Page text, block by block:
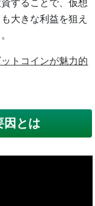
することで、仮想
大きな利益を狙え
トコインが魅力的
因とは